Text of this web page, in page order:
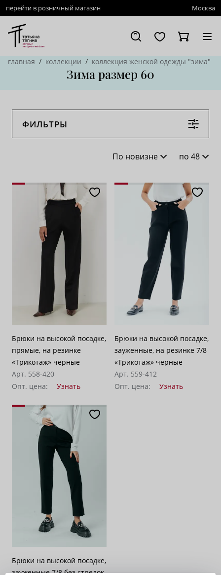
перейти в розничный магазин Москва
главная коллекции коллекция женской одежды "зима"
Зима размер 60
ФИЛЬТРЫ
По новизне
По популярности
По возрастанию цены
По убыванию цены
по 48
28
Брюки на высокой посадке,
прямые, на резинке
«Трикотаж» черные
Арт. 558-420
Опт. цена:
Узнать
Брюки на высокой посадке,
зауженные, на резинке 7/8
«Трикотаж» черные
Арт. 559-412
Опт. цена:
Узнать
Брюки на высокой посадке,
зауженные 7/8 без стрелок,